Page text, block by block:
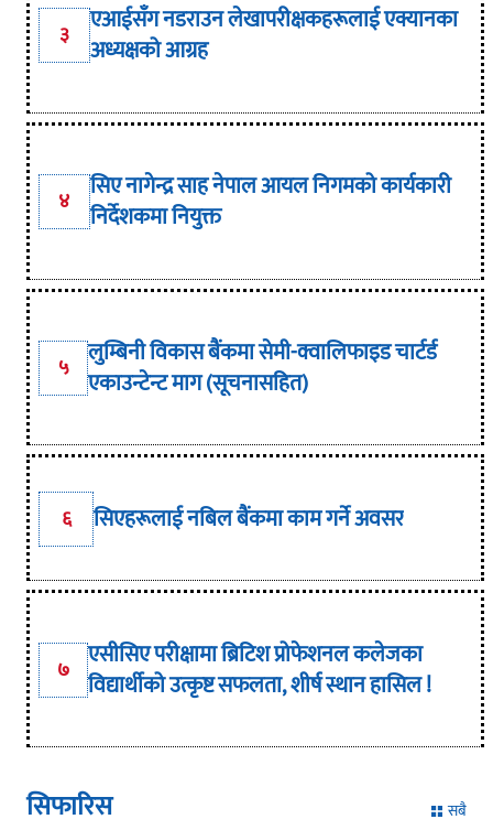
३
एआईसँग नडराउन लेखापरीक्षकहरूलाई एक्यानका
अध्यक्षको आग्रह
४
सिए नागेन्द्र साह नेपाल आयल निगमको कार्यकारी
निर्देशकमा नियुक्त
५ लुम्बिनी विकास बैंकमा सेमी-क्वालिफाइड चार्टर्ड
एकाउन्टेन्ट माग (सूचनासहित)
६ सिएहरूलाई नबिल बैंकमा काम गर्ने अवसर
७ एसीसिए परीक्षामा ब्रिटिश प्रोफेशनल कलेजका
विद्यार्थीको उत्कृष्ट सफलता, शीर्ष स्थान हासिल !
सिफारिस सबै